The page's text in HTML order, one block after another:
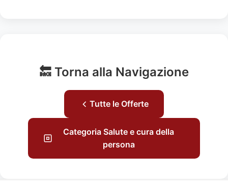
🔙 Torna alla Navigazione
Tutte le Offerte
Categoria Salute e cura della
persona